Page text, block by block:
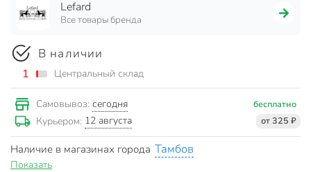
Lefard
Все товары бренда
В наличии
1 Центральный склад
Самовывоз: сегодня бесплатно
Курьером: 12 августа от 325 ₽
Наличие в магазинах города Тамбов
Показать